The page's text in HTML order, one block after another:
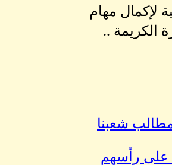
لإكمال مهام
الكريمة ..
مطالب شعبنا
على رأسهم